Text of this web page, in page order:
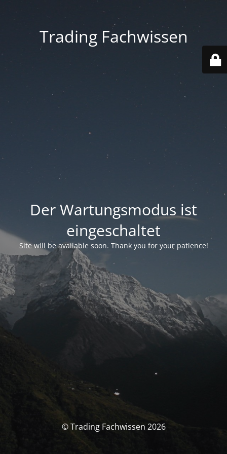
Trading Fachwissen
Der Wartungsmodus ist
eingeschaltet
Site will be available soon. Thank you for your patience!
© Trading Fachwissen 2026